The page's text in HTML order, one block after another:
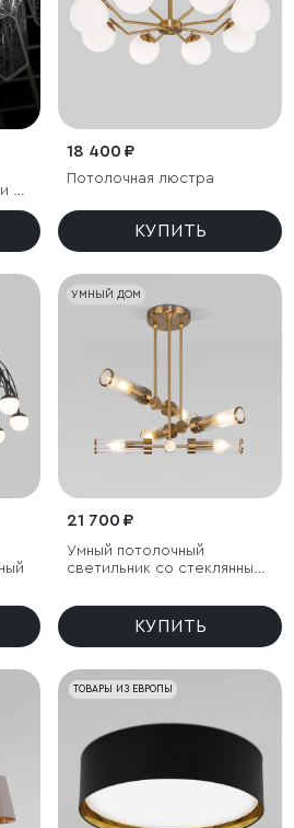
из
18 400 ₽
Потолочная люстра
КУПИТЬ
УМНЫЙ ДОМ
21 700 ₽
Умный потолочный
светильник со стеклянными
КУПИТЬ
ТОВАРЫ ИЗ ЕВРОПЫ